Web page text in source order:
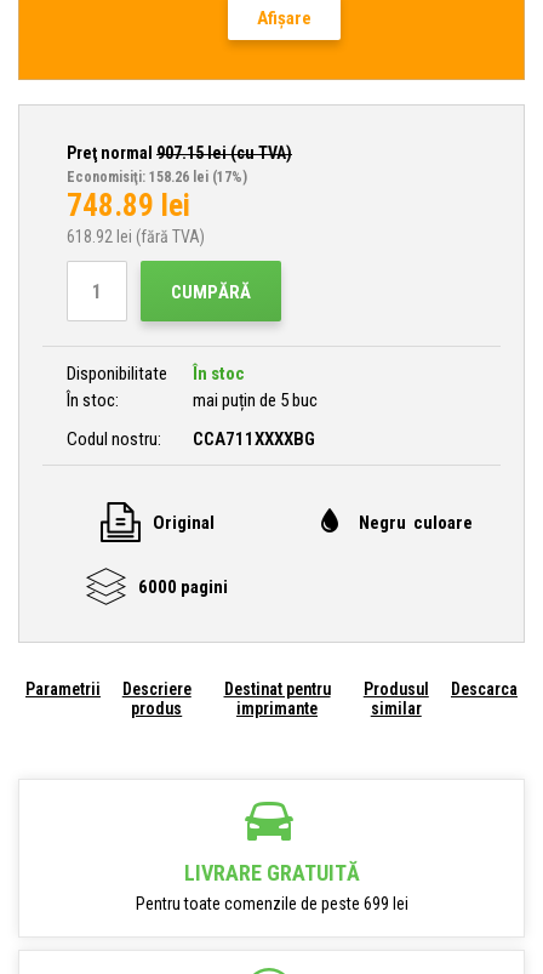
Afişare
Preţ normal 907.15lei (cu TVA)
Economisiţi: 158.26 lei (17%)
748.89 lei
618.92 lei (fără TVA)
CUMPĂRĂ
Disponibilitate
În stoc
În stoc:
mai puțin de 5 buc
Codul nostru:
CCA711XXXXBG
Original Negru culoare
6000 pagini
Parametrii
Descriere
produs
Destinat pentru
imprimante
Produsul
similar
Descarca
LIVRARE GRATUITĂ
Pentru toate comenzile de peste 699 lei